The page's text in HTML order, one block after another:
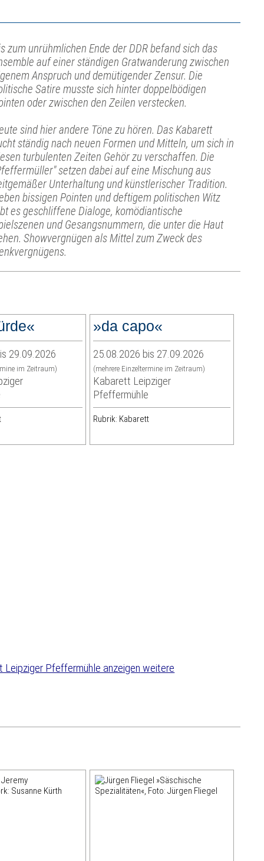
zum unrühmlichen Ende der DDR befand sich das
auf einer ständigen Gratwanderung zwischen
Anspruch und demütigender Zensur. Die
Satire musste sich hinter doppelbödigen
oder zwischen den Zeilen verstecken.
sind hier andere Töne zu hören. Das Kabarett
ständig nach neuen Formen und Mitteln, um sich in
turbulenten Zeiten Gehör zu verschaffen. Die
setzen dabei auf eine Mischung aus
Unterhaltung und künstlerischer Tradition.
bissigen Pointen und deftigem politischen Witz
es geschliffene Dialoge, komödiantische
und Gesangsnummern, die unter die Haut
Showvergnügen als Mittel zum Zweck des
29.09.2026
im Zeitraum)
»da capo«
25.08.2026 bis 27.09.2026
(mehrere Einzeltermine im Zeitraum)
Kabarett Leipziger
Pfeffermühle
Rubrik: Kabarett
weitere